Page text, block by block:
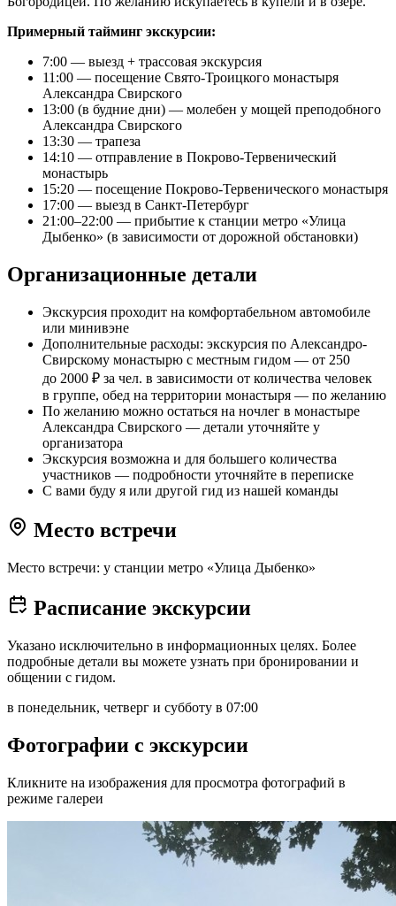
Примерный тайминг экскурсии:
7:00 — выезд + трассовая экскурсия
11:00 — посещение Свято-Троицкого монастыря
Александра Свирского
13:00 (в будние дни) — молебен у мощей преподобного
Александра Свирского
13:30 — трапеза
14:10 — отправление в Покрово-Тервенический
монастырь
15:20 — посещение Покрово-Тервенического монастыря
17:00 — выезд в Санкт-Петербург
21:00–22:00 — прибытие к станции метро «Улица
Дыбенко» (в зависимости от дорожной обстановки)
Организационные детали
Экскурсия проходит на комфортабельном автомобиле
или минивэне
Дополнительные расходы: экскурсия по Александро-
Свирскому монастырю с местным гидом — от 250
до 2000 ₽ за чел. в зависимости от количества человек
в группе, обед на территории монастыря — по желанию
По желанию можно остаться на ночлег в монастыре
Александра Свирского — детали уточняйте у
организатора
Экскурсия возможна и для большего количества
участников — подробности уточняйте в переписке
С вами буду я или другой гид из нашей команды
Место встречи
Место встречи: у станции метро «Улица Дыбенко»
Расписание экскурсии
Указано исключительно в информационных целях. Более
подробные детали вы можете узнать при бронировании и
общении с гидом.
в понедельник, четверг и субботу в 07:00
Фотографии с экскурсии
Кликните на изображения для просмотра фотографий в
режиме галереи